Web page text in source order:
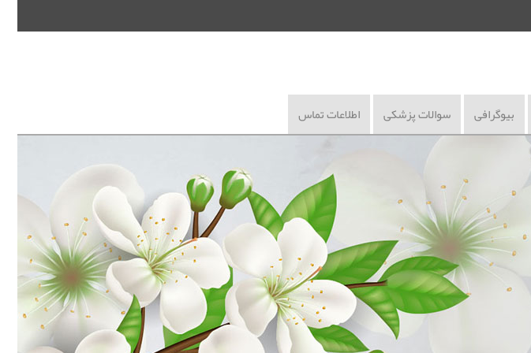
بیوگرافی سوالات پزشکی اطلاعات تماس